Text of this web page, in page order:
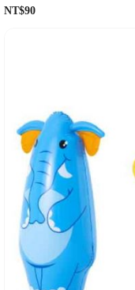
NT$90